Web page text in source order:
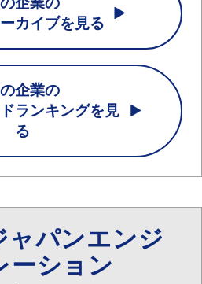
カイブを見る
企業の
ランキングを見
る
ャパンエンジ
ーション